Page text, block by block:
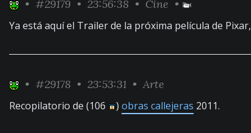
• #29179 • 23:56:38 • Cine •
Ya está aquí el Trailer de la próxima película de Pixar,
• #29178 • 23:53:31 • Arte
Recopilatorio de (106 ) obras callejeras 2011.